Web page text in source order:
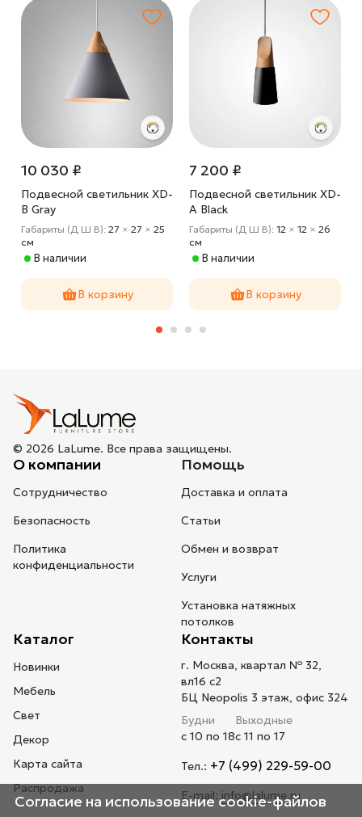
10 030 ₽
Подвесной светильник XD-
B Gray
Габариты (Д Ш В): 27 × 27 × 25
cм
В наличии
В корзину
7 200 ₽
Подвесной светильник XD-
A Black
Габариты (Д Ш В): 12 × 12 × 26
cм
В наличии
В корзину
© 2026 LaLume. Все права защищены.
О компании
Сотрудничество
Безопасность
Политика
конфиденциальности
Помощь
Доставка и оплата
Статьи
Обмен и возврат
Услуги
Установка натяжных
потолков
Каталог
Новинки
Мебель
Свет
Декор
Карта сайта
Распродажа
Контакты
г. Москва, квартал № 32,
вл16 с2
БЦ Neopolis 3 этаж, офис 324
Будни
с 10 по 18
Выходные
с 11 по 17
Тел.: +7 (499) 229-59-00
E-mail: info@lalume.ru
Согласие на использование cookie-файлов